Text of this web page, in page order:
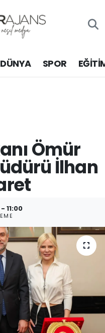
DÜNYA SPOR
Ömür
İlhan
11:00